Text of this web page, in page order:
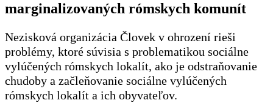
marginalizovaných rómskych komunít
Nezisková organizácia Človek v ohrození rieši
problémy, ktoré súvisia s problematikou sociálne
vylúčených rómskych lokalít, ako je odstraňovanie
chudoby a začleňovanie sociálne vylúčených
rómskych lokalít a ich obyvateľov.